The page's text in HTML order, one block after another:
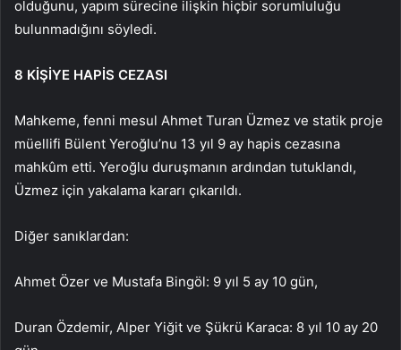
olduğunu, yapım sürecine ilişkin hiçbir sorumluluğu
bulunmadığını söyledi.
8 KİŞİYE HAPİS CEZASI
Mahkeme, fenni mesul Ahmet Turan Üzmez ve statik proje
müellifi Bülent Yeroğlu’nu 13 yıl 9 ay hapis cezasına
mahkûm etti. Yeroğlu duruşmanın ardından tutuklandı,
Üzmez için yakalama kararı çıkarıldı.
Diğer sanıklardan:
Ahmet Özer ve Mustafa Bingöl: 9 yıl 5 ay 10 gün,
Duran Özdemir, Alper Yiğit ve Şükrü Karaca: 8 yıl 10 ay 20